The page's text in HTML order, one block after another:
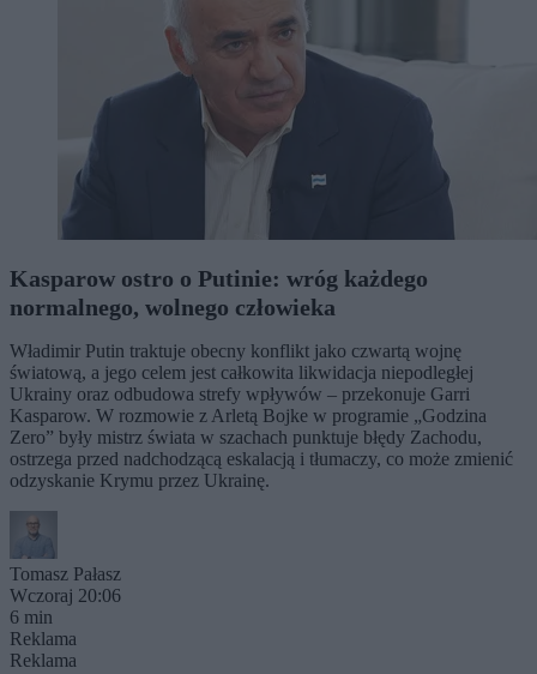
Kasparow ostro o Putinie: wróg każdego
normalnego, wolnego człowieka
Władimir Putin traktuje obecny konflikt jako czwartą wojnę
światową, a jego celem jest całkowita likwidacja niepodległej
Ukrainy oraz odbudowa strefy wpływów – przekonuje Garri
Kasparow. W rozmowie z Arletą Bojke w programie „Godzina
Zero” były mistrz świata w szachach punktuje błędy Zachodu,
ostrzega przed nadchodzącą eskalacją i tłumaczy, co może zmienić
odzyskanie Krymu przez Ukrainę.
Tomasz Pałasz
Wczoraj 20:06
6 min
Reklama
Reklama